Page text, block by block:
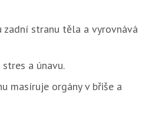
zadní stranu těla a vyrovnává
a únavu.
masíruje orgány v břiše a